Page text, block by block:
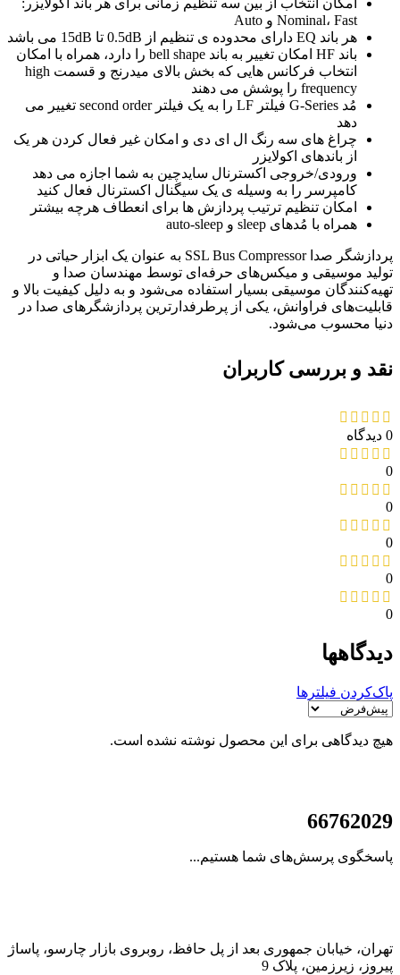
Nominal، Fast و Auto
هر باند EQ دارای محدوده ی تنظیم از 0.5dB تا 15dB می باشد
باند HF امکان تغییر به باند bell shape را دارد، همراه با امکان
انتخاب فرکانس هایی که بخش بالای میدرنج و قسمت high
frequency را پوشش می دهند
مُد G-Series فیلتر LF را به یک فیلتر second order تغییر می
دهد
چراغ های سه رنگ ال ای دی و امکان غیر فعال کردن هر یک
از باندهای اکولایزر
ورودی/خروجی اکسترنال سایدچین به شما اجازه می دهد
کامپرسر را به وسیله ی یک سیگنال اکسترنال فعال کنید
امکان تنظیم ترتیب پردازش ها برای انعطاف هرچه بیشتر
همراه با مُدهای sleep و auto-sleep
پردازشگر صدا SSL Bus Compressor به عنوان یک ابزار حیاتی در
تولید موسیقی و میکس‌های حرفه‌ای توسط مهندسان صدا و
تهیه‌کنندگان موسیقی بسیار استفاده می‌شود و به دلیل کیفیت بالا و
قابلیت‌های فراوانش، یکی از پرطرفدارترین پردازشگرهای صدا در
دنیا محسوب می‌شود.
نقد و بررسی کاربران
0 دیدگاه
0
0
0
0
0
دیدگاهها
پاک‌کردن فیلترها
هیچ دیدگاهی برای این محصول نوشته نشده است.
66762029
پاسخگوی پرسش‌های شما هستیم...
تهران، خیابان جمهوری بعد از پل حافظ، روبروی بازار چارسو، پاساژ
پیروز، زیرزمین، پلاک 9